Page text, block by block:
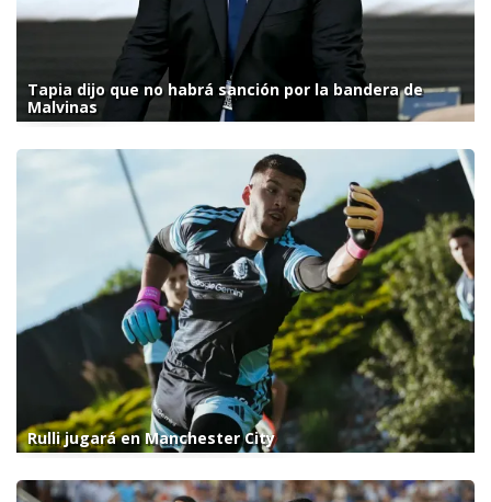
Tapia dijo que no habrá sanción por la bandera de
Malvinas
Rulli jugará en Manchester City